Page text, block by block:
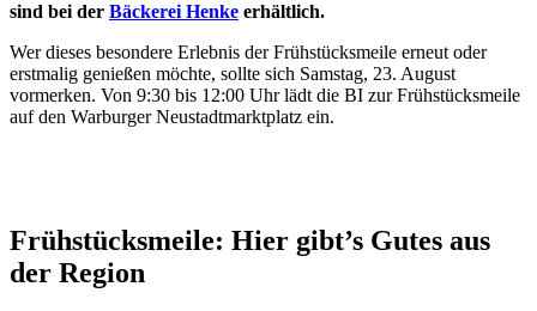
sind bei der Bäckerei Henke erhältlich.
Wer dieses besondere Erlebnis der Frühstücksmeile erneut oder
erstmalig genießen möchte, sollte sich Samstag, 23. August
vormerken. Von 9:30 bis 12:00 Uhr lädt die BI zur Frühstücksmeile
auf den Warburger Neustadtmarktplatz ein.
Frühstücksmeile: Hier gibt’s Gutes aus
der Region